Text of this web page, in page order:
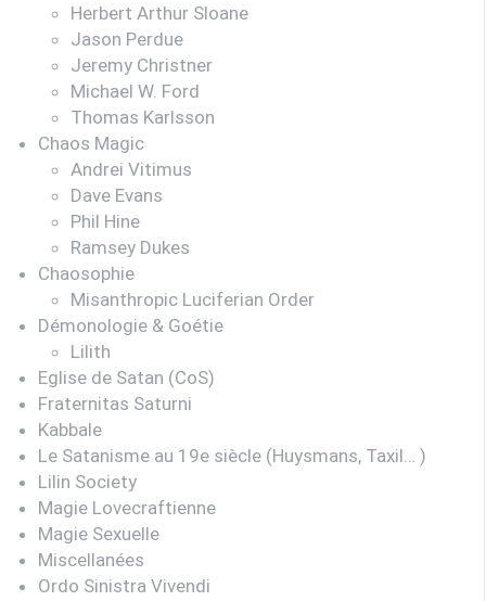
Herbert Arthur Sloane
Jason Perdue
Jeremy Christner
Michael W. Ford
Thomas Karlsson
Chaos Magic
Andrei Vitimus
Dave Evans
Phil Hine
Ramsey Dukes
Chaosophie
Misanthropic Luciferian Order
Démonologie & Goétie
Lilith
Eglise de Satan (CoS)
Fraternitas Saturni
Kabbale
Le Satanisme au 19e siècle (Huysmans, Taxil… )
Lilin Society
Magie Lovecraftienne
Magie Sexuelle
Miscellanées
Ordo Sinistra Vivendi